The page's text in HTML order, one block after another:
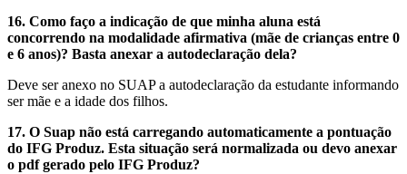
16. Como faço a indicação de que minha aluna está
concorrendo na modalidade afirmativa (mãe de crianças entre 0
e 6 anos)? Basta anexar a autodeclaração dela?
Deve ser anexo no SUAP a autodeclaração da estudante informando
ser mãe e a idade dos filhos.
17. O Suap não está carregando automaticamente a pontuação
do IFG Produz. Esta situação será normalizada ou devo anexar
o pdf gerado pelo IFG Produz?